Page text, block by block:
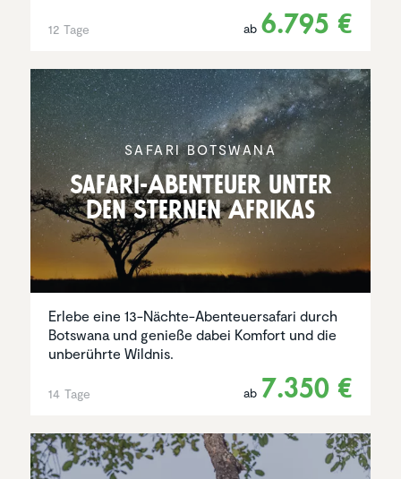
12 Tage ab 6.795 €
SAFARI BOTSWANA
Safari-Abenteuer unter
den Sternen Afrikas
Erlebe eine 13-Nächte-Abenteuersafari durch
Botswana und genieße dabei Komfort und die
unberührte Wildnis.
14 Tage ab 7.350 €